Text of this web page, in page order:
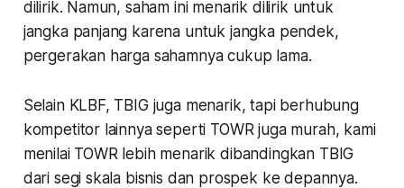
dilirik. Namun, saham ini menarik dilirik untuk
jangka panjang karena untuk jangka pendek,
pergerakan harga sahamnya cukup lama.
Selain KLBF, TBIG juga menarik, tapi berhubung
kompetitor lainnya seperti TOWR juga murah, kami
menilai TOWR lebih menarik dibandingkan TBIG
dari segi skala bisnis dan prospek ke depannya.